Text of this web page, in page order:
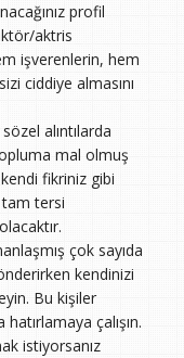
profil
aktris
işverenlerin, hem
ciddiye almasını
alıntılarda
mal olmuş
fikriniz gibi
tersi
çok sayıda
kendinizi
Bu kişiler
çalışın.
istiyorsanız